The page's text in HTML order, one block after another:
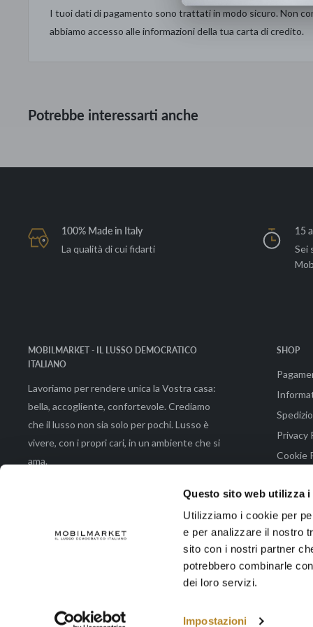
Questo sito web utilizza i
Utilizziamo i cookie per
e per analizzare il nostro
sito con i nostri partner
potrebbero combinarle
dei loro servizi.
Impostazioni
I tuoi dati di pagamento sono trattati in modo sicuro. Non
abbiamo accesso alle informazioni della tua carta di credito.
Potrebbe interessarti anche
100% Made in Italy
La qualità di cui fidarti
15
Sei
MOBILMARKET - IL LUSSO DEMOCRATICO
ITALIANO
Lavoriamo per rendere unica la Vostra casa:
bella, accogliente, confortevole. Crediamo
che il lusso non sia solo per pochi. Lusso è
vivere, con i propri cari, in un ambiente che si
ama.
SHOP
Privacy
Cookie
© 2026 Mobilmarket di Emmeemme Spa |Via Brunetto Latini 48 - 50133